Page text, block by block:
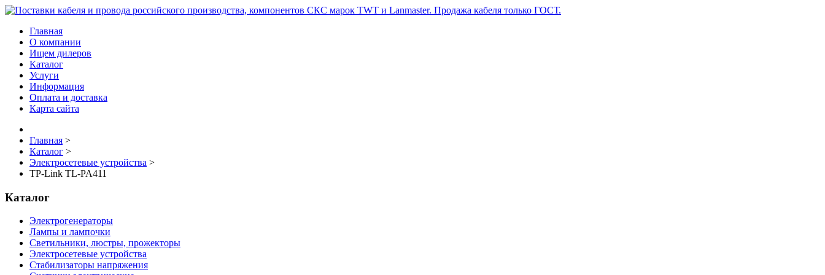
Главная
О компании
Ищем дилеров
Каталог
Услуги
Информация
Оплата и доставка
Карта сайта
Главная >
Каталог >
Электросетевые устройства >
TP-Link TL-PA411
Каталог
Электрогенераторы
Лампы и лампочки
Светильники, люстры, прожекторы
Электросетевые устройства
Стабилизаторы напряжения